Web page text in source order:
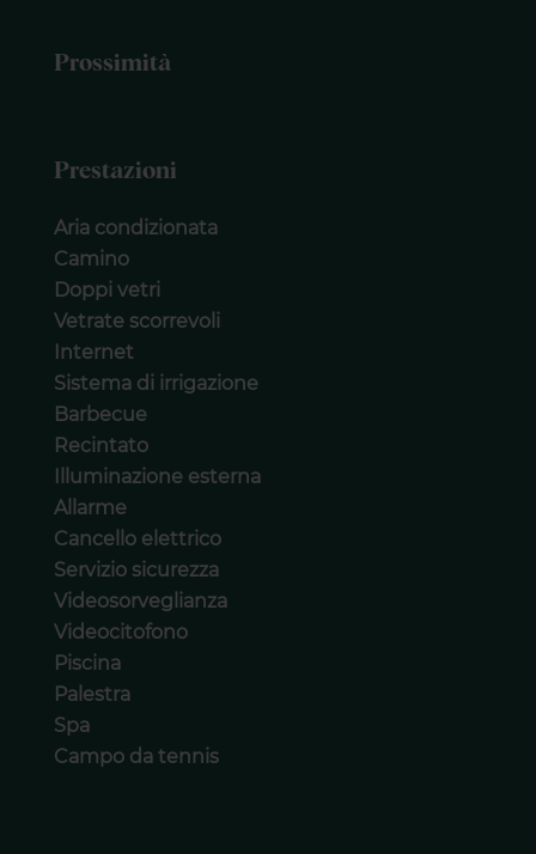
Prossimità
Prestazioni
Aria condizionata
Camino
Doppi vetri
Vetrate scorrevoli
Internet
Sistema di irrigazione
Barbecue
Recintato
Illuminazione esterna
Allarme
Cancello elettrico
Servizio sicurezza
Videosorveglianza
Videocitofono
Piscina
Palestra
Spa
Campo da tennis